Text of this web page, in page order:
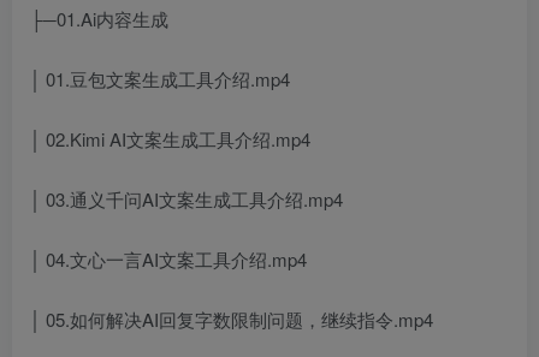
├─01.Ai内容生成
│ 01.豆包文案生成工具介绍.mp4
│ 02.Kimi AI文案生成工具介绍.mp4
│ 03.通义千问AI文案生成工具介绍.mp4
│ 04.文心一言AI文案工具介绍.mp4
│ 05.如何解决AI回复字数限制问题，继续指令.mp4